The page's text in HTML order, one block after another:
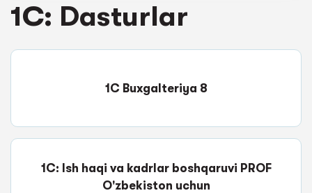
1C: Dasturlar
1C Buxgalteriya 8
1C: Ish haqi va kadrlar boshqaruvi PROF
O'zbekiston uchun